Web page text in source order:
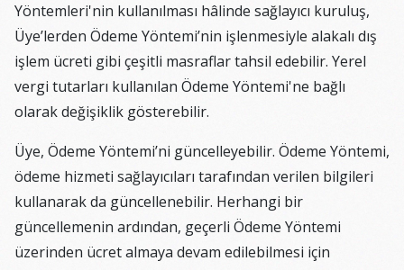
Yöntemleri'nin kullanılması hâlinde sağlayıcı kuruluş,
Üye’lerden Ödeme Yöntemi’nin işlenmesiyle alakalı dış
işlem ücreti gibi çeşitli masraflar tahsil edebilir. Yerel
vergi tutarları kullanılan Ödeme Yöntemi'ne bağlı
olarak değişiklik gösterebilir.
Üye, Ödeme Yöntemi’ni güncelleyebilir. Ödeme Yöntemi,
ödeme hizmeti sağlayıcıları tarafından verilen bilgileri
kullanarak da güncellenebilir. Herhangi bir
güncellemenin ardından, geçerli Ödeme Yöntemi
üzerinden ücret almaya devam edilebilmesi için